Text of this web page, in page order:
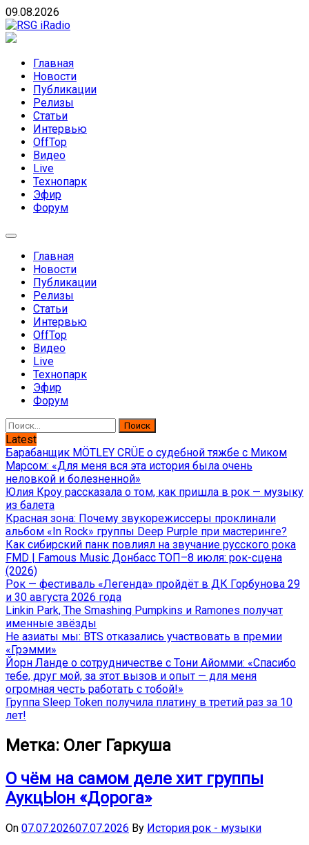
Skip
to
content
09.08.2026
направлений без возрастных ограничений
Главная
Новости
Публикации
Релизы
Статьи
Интервью
OffTop
Видео
Live
Технопарк
Эфир
Форум
Главная
Новости
Публикации
Релизы
Статьи
Интервью
OffTop
Видео
Live
Технопарк
Эфир
Форум
Найти:
Latest
Барабанщик MÖTLEY CRÜE о судебной тяжбе с Миком
Марсом: «Для меня вся эта история была очень
неловкой и болезненной»
Юлия Кроу рассказала о том, как пришла в рок — музыку
из балета
Красная зона: Почему звукорежиссеры проклинали
альбом «In Rock» группы Deep Purple при мастеринге?
Как сибирский панк повлиял на звучание русского рока
FMD | Famous Music Донбасс ТОП–8 июля: рок-сцена
(2026)
Рок — фестиваль «Легенда» пройдёт в ДК Горбунова 29
и 30 августа 2026 года
Linkin Park, The Smashing Pumpkins и Ramones получат
именные звёзды
Не азиаты мы: BTS отказались участвовать в премии
«Грэмми»
Йорн Ланде о сотрудничестве с Тони Айомми: «Спасибо
тебе, друг мой, за этот вызов и опыт — для меня
огромная честь работать с тобой!»
Группа Sleep Token получила платину в третий раз за 10
лет!
Метка: Олег Гаркуша
О чём на самом деле хит группы
АукцЫон «Дорога»
On 07.07.202607.07.2026 By История рок - музыки